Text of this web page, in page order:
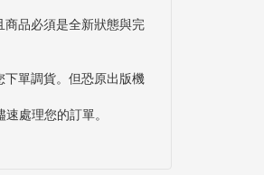
商品必須是全新狀態與完
單調貨。但恐原出版機
處理您的訂單。